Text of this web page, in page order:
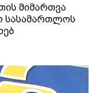
მიმართვა
სასამართლოს